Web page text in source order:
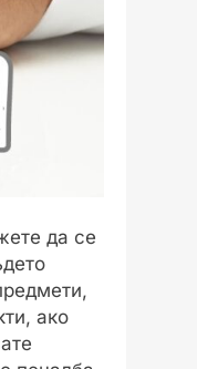
да се
ако